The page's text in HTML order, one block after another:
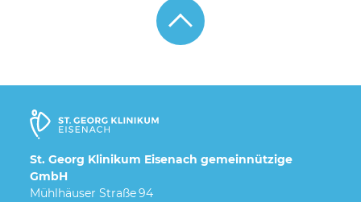
St. Georg Klinikum Eisenach gemeinnützige
GmbH
Mühlhäuser Straße 94